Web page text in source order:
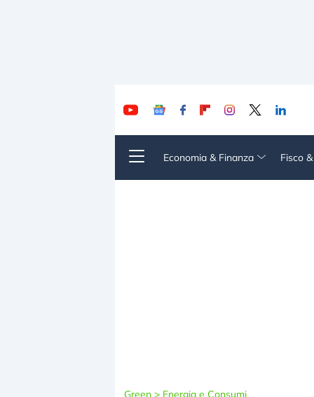
Economia & Finanza Fisco
Green > Energia e Consumi